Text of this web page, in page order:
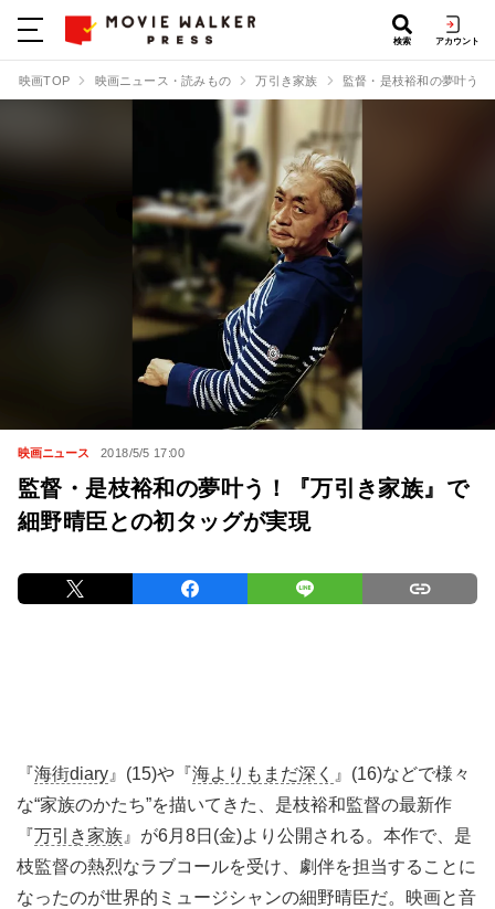
検索 アカウント
映画TOP 映画ニュース・読みもの 万引き家族 監督・是枝裕和の夢叶う
映画ニュース 2018/5/5 17:00
監督・是枝裕和の夢叶う！『万引き家族』で
細野晴臣との初タッグが実現
『海街diary 』(15)や『海よりもまだ深く 』(16)などで様々
な“家族のかたち”を描いてきた、是枝裕和監督の最新作
『万引き家族 』が6月8日(金)より公開される。本作で、是
枝監督の熱烈なラブコールを受け、劇伴を担当することに
なったのが世界的ミュージシャンの細野晴臣だ。映画と音